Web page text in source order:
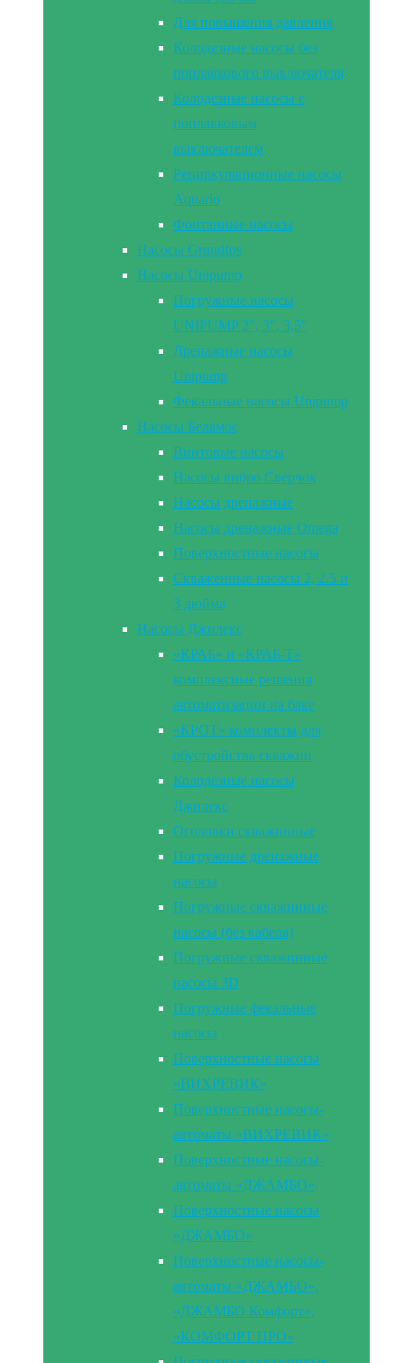
Для повышения давления
Колодезные насосы без
поплавкового выключателя
Колодезные насосы с
поплавковым
выключателем
Рециркуляционные насосы
Aquario
Фонтанные насосы
Насосы Grundfos
Насосы Unipump
Погружные насосы
UNIPUMP 2″, 3″, 3,5″
Дренажные насосы
Unipump
Фекальные насосы Unipump
Насосы Беламос
Винтовые насосы
Насосы вибро Сверчок
Насосы дренажные
Насосы дренажные Omega
Поверхностные насосы
Скваженные насосы 2, 2.5 и
3 дюйма
Насосы Джилекс
«КРАБ» и «КРАБ-Т»
комплексные решения
автоматизации на баке
«КРОТ» комплекты для
обустройства скважин
Колодезные насосы
Джилекс
Оголовки скважинные
Погружные дренажные
насосы
Погружные скважинные
насосы (без кабеля)
Погружные скважинные
насосы 3D
Погружные фекальные
насосы
Поверхностные насосы
«ВИХРЕВИК»
Поверхностные насосы-
автоматы «ВИХРЕВИК»
Поверхностные насосы-
автоматы «ДЖАМБО»
Поверхностные насосы
«ДЖАМБО»
Поверхностные насосы-
автоматы «ДЖАМБО»,
«ДЖАМБО Комфорт»,
«КОМФОРТ ПРО»